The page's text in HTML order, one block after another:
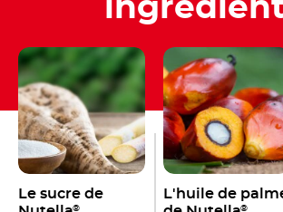
Le sucre de
®
L'huile de
®